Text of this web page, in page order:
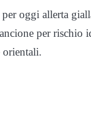
oggi allerta
per
orientali.